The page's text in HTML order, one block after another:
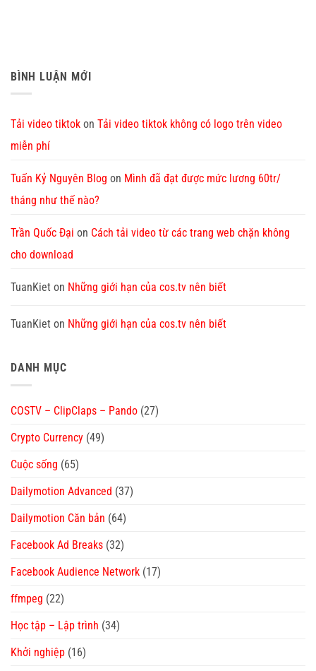
BÌNH LUẬN MỚI
Tải video tiktok on Tải video tiktok không có logo trên video
miễn phí
Tuấn Kỷ Nguyên Blog on Mình đã đạt được mức lương 60tr/
tháng như thế nào?
Trần Quốc Đại on Cách tải video từ các trang web chặn không
cho download
TuanKiet on Những giới hạn của cos.tv nên biết
TuanKiet on Những giới hạn của cos.tv nên biết
DANH MỤC
COSTV – ClipClaps – Pando (27)
Crypto Currency (49)
Cuộc sống (65)
Dailymotion Advanced (37)
Dailymotion Căn bản (64)
Facebook Ad Breaks (32)
Facebook Audience Network (17)
ffmpeg (22)
Học tập – Lập trình (34)
Khởi nghiệp (16)